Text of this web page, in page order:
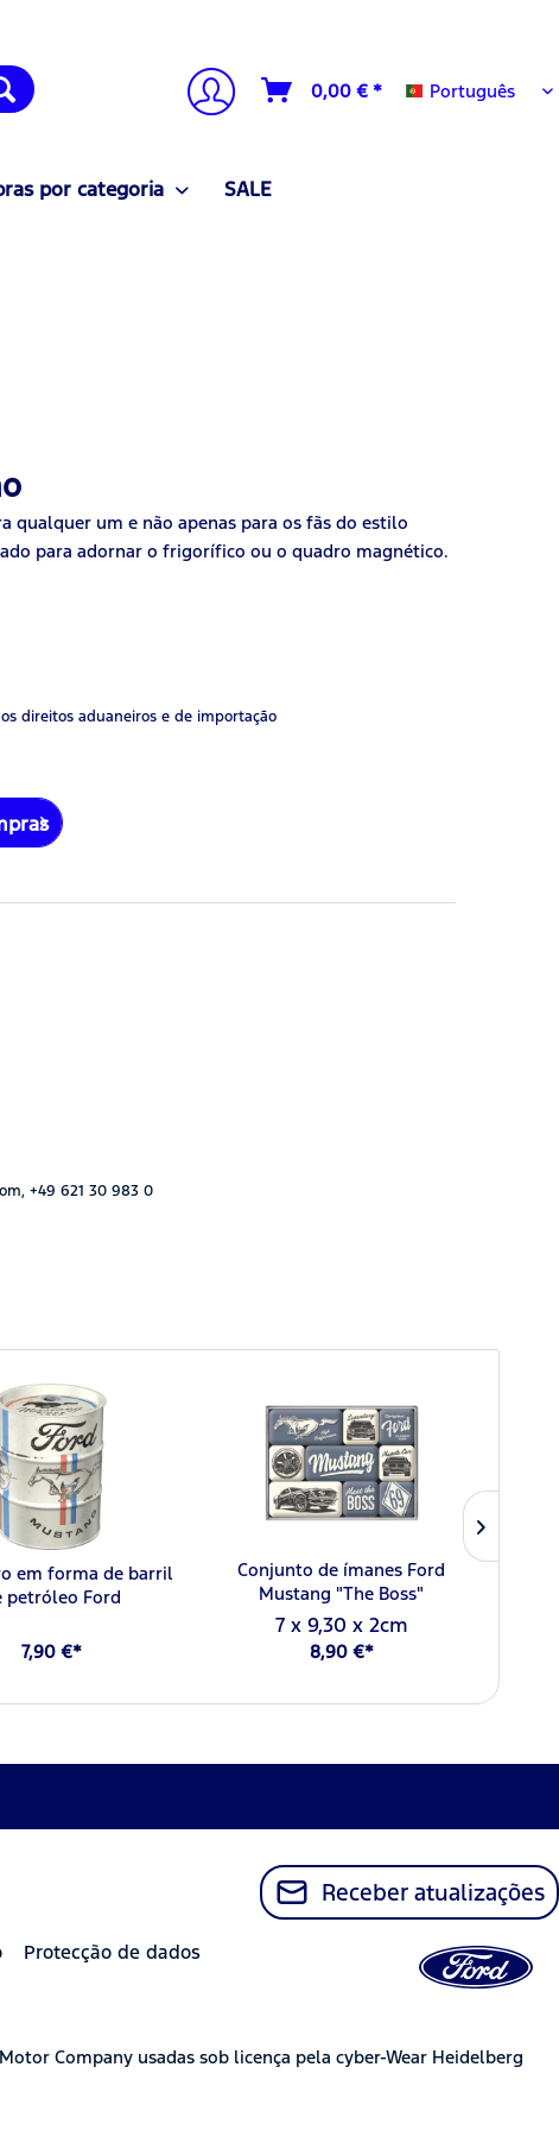
0,00 € * Português
Português
por categoria SALE
qualquer um e não apenas para os fãs do estilo
para adornar o frigorífico ou o quadro magnético.
direitos aduaneiros e de importação
+49 621 30 983 0
em forma de barril
petróleo Ford
7,90 €*
Conjunto de ímanes Ford
Mustang "The Boss"
7 x 9,30 x 2cm
8,90 €*
Receber atualizações
Protecção de dados
Company usadas sob licença pela cyber-Wear Heidelberg